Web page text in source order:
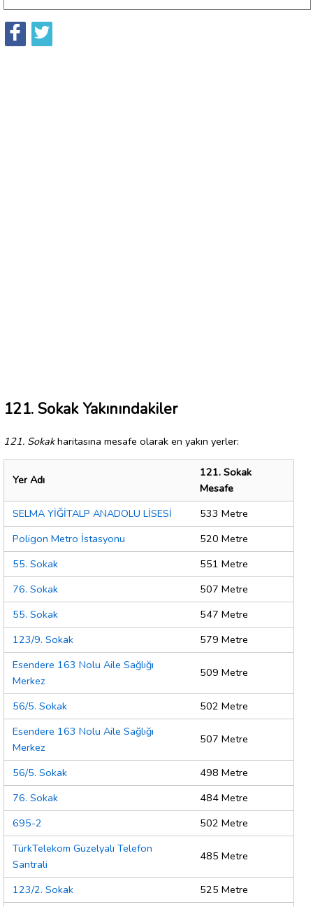
121. Sokak Yakınındakiler
121. Sokakharitasına mesafe olarak en yakın yerler:
Yer Adı
121. Sokak
Mesafe
SELMA YİĞİTALP ANADOLU LİSESİ
533 Metre
Poligon Metro İstasyonu
520 Metre
55. Sokak
551 Metre
76. Sokak
507 Metre
55. Sokak
547 Metre
123/9. Sokak
579 Metre
Esendere 163 Nolu Aile Sağlığı
Merkez
509 Metre
56/5. Sokak
502 Metre
Esendere 163 Nolu Aile Sağlığı
Merkez
507 Metre
56/5. Sokak
498 Metre
76. Sokak
484 Metre
695-2
502 Metre
TürkTelekom Güzelyalı Telefon
Santrali
485 Metre
123/2. Sokak
525 Metre